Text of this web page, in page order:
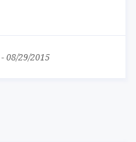
- 08/29/2015